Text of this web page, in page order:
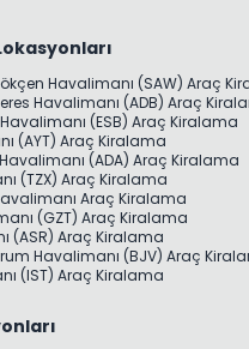
Havalimanı (SAW) Araç
Havalimanı (ADB) Araç
(ESB) Araç Kiralama
(AYT) Araç Kiralama
(ADA) Araç Kiralama
(TZX) Araç Kiralama
Araç Kiralama
(GZT) Araç Kiralama
(ASR) Araç Kiralama
Havalimanı (BJV) Araç
(IST) Araç Kiralama